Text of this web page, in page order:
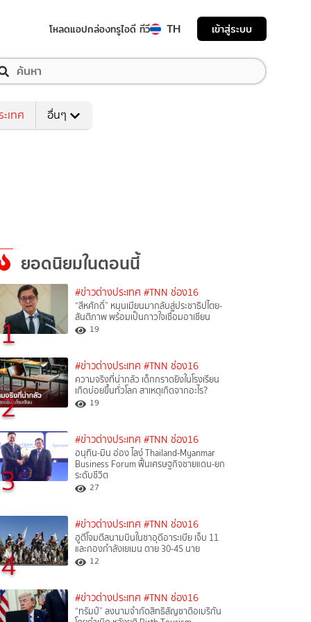
โหลดแอปกล่องทรูไอดี ทีวี TH เข้าสู่ระบบ
เทศ อื่นๆ
ยอดนิยมในตอนนี้
1
#ข่าวต่างประเทศ #TNN ช่อง16
“สีหศักดิ์”​ หนุนเมียนมากลับสู่ประชาธิปไตย-
สันติภาพ พร้อมเป็นกาวใจเชื่อมอาเซียน
19
2
#ข่าวต่างประเทศ #TNN ช่อง16
ความจริงที่น่ากลัว เด็กกราดยิงในโรงเรียน
เกิดบ่อยขึ้นทั่วโลก สาเหตุเกิดจากอะไร?
19
3
#ข่าวต่างประเทศ #TNN ช่อง16
อนุทิน-มิน อ่อง ไลง์ Thailand-Myanmar
Business Forum ฟื้นเศรษฐกิจชายแดน-ยก
ระดับชีวิต
27
4
#ข่าวต่างประเทศ #TNN ช่อง16
ฮูตีโจมตีสนามบินในซาอุดีอาระเบีย เจ็บ 11
และกองกำลังเยเมน ตาย 30-45 นาย
12
#ข่าวต่างประเทศ #TNN ช่อง16
“ทรัมป์” ลงนามจำกัดสิทธิสัญชาติอเมริกัน